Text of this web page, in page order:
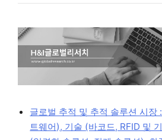
글로벌 추적 및 추적 솔루션 시장
트웨어), 기술 (바코드, RFID 및